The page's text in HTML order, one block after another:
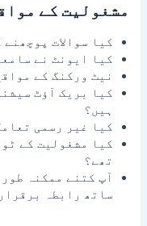
مشغولیت کے
کیا سوالات
کیا ایونٹ نے
نیٹ ورکنگ کے
کیا بریک آؤٹ
ہیں؟
کیا غیر رسمی
کیا مشغولیت کے
تھے؟
آپ کتنے ممکنہ
ساتھ رابطہ